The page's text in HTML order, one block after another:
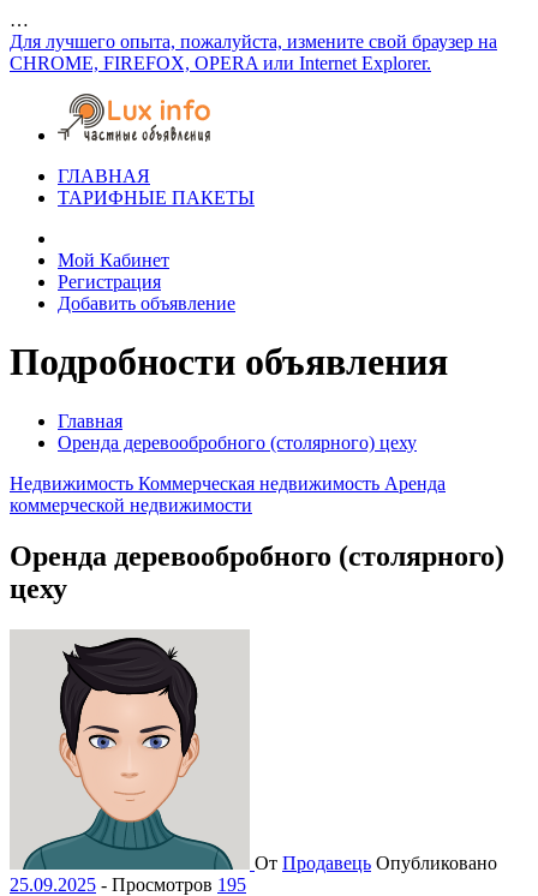
…
Для лучшего опыта, пожалуйста, измените свой браузер на
CHROME, FIREFOX, OPERA или Internet Explorer.
ГЛАВНАЯ
ТАРИФНЫЕ ПАКЕТЫ
Мой Кабинет
Регистрация
Добавить объявление
Подробности объявления
Главная
Оренда деревообробного (столярного) цеху
Недвижимость Коммерческая недвижимость Аренда
коммерческой недвижимости
Оренда деревообробного (столярного)
цеху
От Продавець Опубликовано
25.09.2025 - Просмотров 195